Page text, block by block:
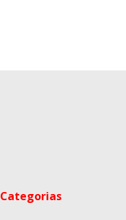
Categorias